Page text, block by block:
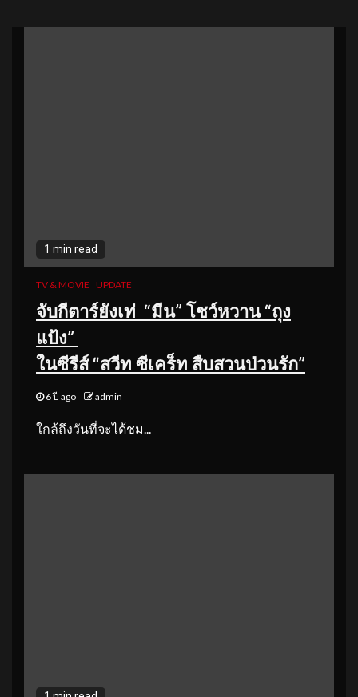
1 min read
TV & MOVIE UPDATE
จับกีตาร์ยังเท่ “มีน” โชว์หวาน “ถุง
แป้ง”
ในซีรีส์ “สวีท ซีเคร็ท สืบสวนป่วนรัก”
6 ปี ago admin
ใกล้ถึงวันที่จะได้ชม...